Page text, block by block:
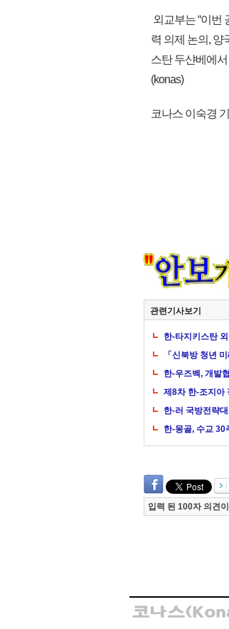
외교부는 “이번
력 의제 논의, 양
스탄 두샨베에
(konas)
코나스 이숙경
관련기사보기
한-타지키스탄
「신북방 청년
한-우즈벡, 개발
제8차 한-조지아
한-러 국방전략
한-몽골, 수교 30
입력 된 100자 의견